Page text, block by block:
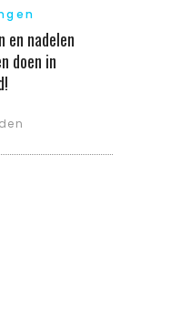
en nadelen
doen in